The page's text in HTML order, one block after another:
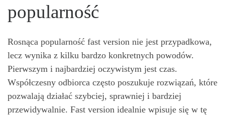
popularność
Rosnąca popularność fast version nie jest przypadkowa,
lecz wynika z kilku bardzo konkretnych powodów.
Pierwszym i najbardziej oczywistym jest czas.
Współczesny odbiorca często poszukuje rozwiązań, które
pozwalają działać szybciej, sprawniej i bardziej
przewidywalnie. Fast version idealnie wpisuje się w tę